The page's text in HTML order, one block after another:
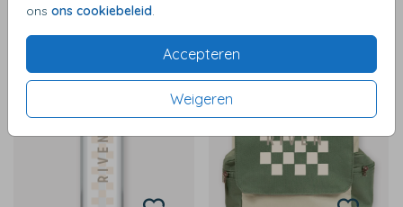
ons ons cookiebeleid
Accepteren
Weigeren